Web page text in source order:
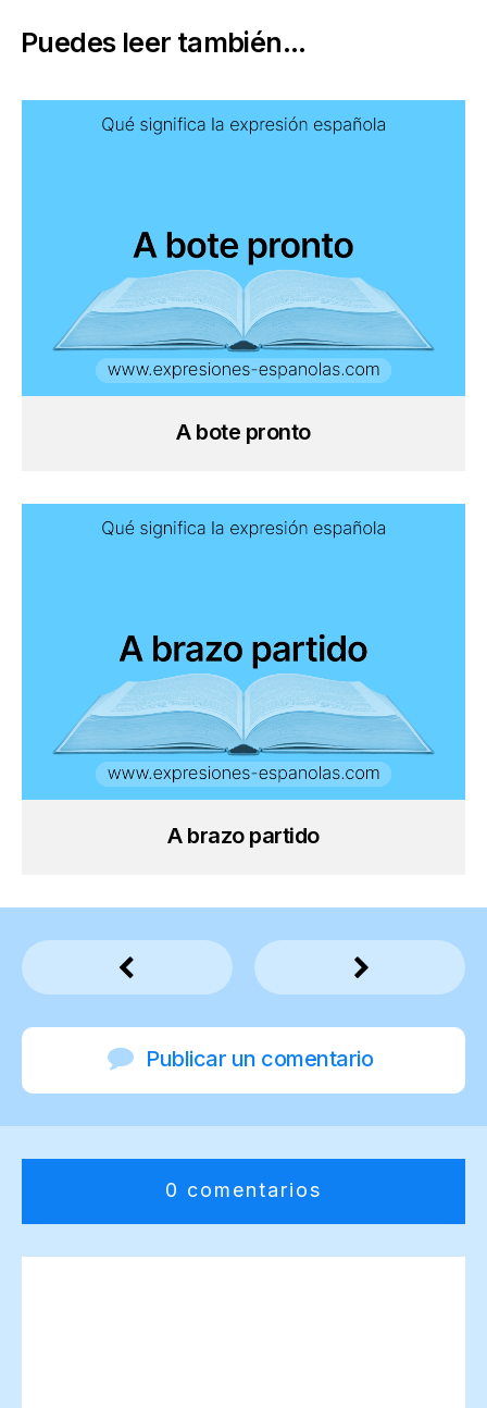
Puedes leer también...
A bote pronto
A brazo partido
Publicar un comentario
0 comentarios